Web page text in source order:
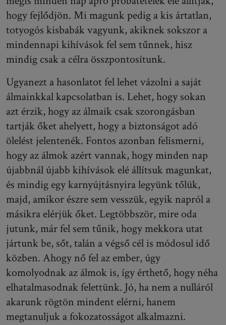
hogy fejlődjön. Mi magunk pedig a kis ártatlan,
totyogós kisbabák vagyunk, akiknek sokszor a
mindennapi kihívások fel sem tűnnek, hisz
mindig csak a célra összpontosítunk.
Ugyanezt a hasonlatot fel lehet vázolni a saját
álmainkkal kapcsolatban is. Lehet, hogy sokan
azt érzik, hogy az álmaik csak szorongásban
tartják őket ahelyett, hogy a biztonságot adó
ölelést jelentenék. Fontos azonban felismerni,
hogy az álmok azért vannak, hogy minden nap
újabbnál újabb kihívások elé állítsuk magunkat,
és mindig egy karnyújtásnyira legyünk tőlük,
majd, amikor észre sem vesszük, egyik napról a
másikra elérjük őket. Legtöbbször, mire oda
jutunk, már fel sem tűnik, hogy mekkora utat
jártunk be, sőt, talán a végső cél is módosul idő
közben. Ahogy nő fel az ember, úgy
komolyodnak az álmok is, így érthető, hogy néha
elhatalmasodnak felettünk. Jó, ha nem a nulláról
akarunk rögtön mindent elérni, hanem
megtanuljuk a fokozatosságot alkalmazni.